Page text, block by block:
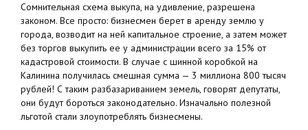
Сомнительная схема выкупа, на удивление, разрешена
законом. Все просто: бизнесмен берет в аренду землю у
города, возводит на ней капитальное строение, а затем может
без торгов выкупить ее у администрации всего за 15% от
кадастровой стоимости. В случае с шинной коробкой на
Калинина получилась смешная сумма — 3 миллиона 800 тысяч
рублей! С таким разбазариванием земель, говорят депутаты,
они будут бороться законодательно. Изначально полезной
льготой стали злоупотреблять бизнесмены.